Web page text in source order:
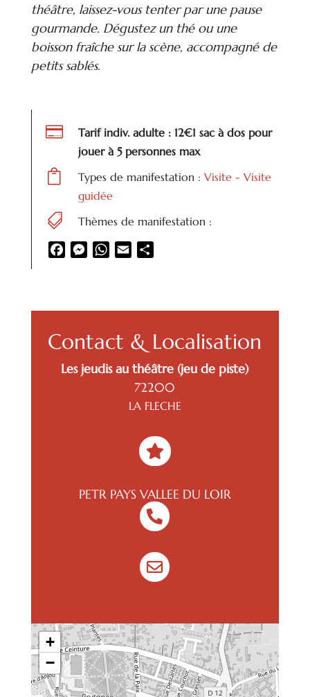
théâtre, laissez-vous tenter par une pause
gourmande. Dégustez un thé ou une
boisson fraîche sur la scène, accompagné de
petits sablés.

Tarif indiv. adulte : 12€1 sac à dos pour
jouer à 5 personnes max
 Types de manifestation : Visite - Visite
guidée
 Thèmes de manifestation :
FacebookMessenger
WhatsApp
Email
Contact & Localisation
Les jeudis au théâtre (jeu de piste)
72200
LA FLECHE

PETR PAYS VALLEE DU LOIR


+
−